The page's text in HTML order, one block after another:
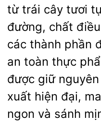
từ trái cây tươi
đường, chất
các thành phần
an toàn thực
được giữ
xuất hiện đại,
ngon và sánh